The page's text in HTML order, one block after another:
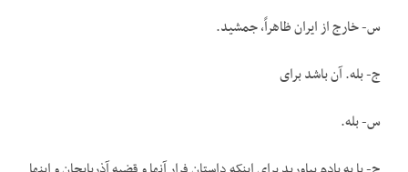
س- خارج از ایران ظاهراً، جمشید.
ج- بله. آن باشد برای
س- بله.